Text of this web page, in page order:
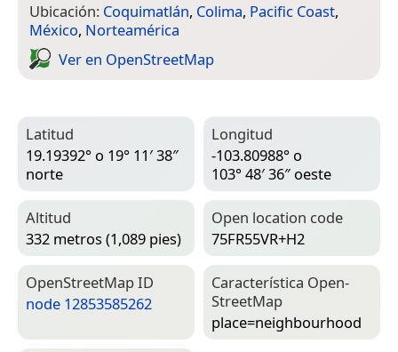
Ubicación: Coquimatlán, Colima, Pacific Coast,
México, Norteamérica
Ver en Open­Street­Map
Latitud
19.19392° o 19° 11′ 38″
norte
Longitud
-103.80988° o
103° 48′ 36″ oeste
Altitud
332 metros (1,089 pies)
Open location code
75FR55VR+H2
Open­Street­Map ID
node 12853585262
Característica Open­
Street­Map
place=­neighbourhood